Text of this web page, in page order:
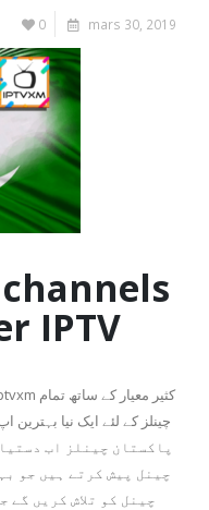
0 mars 30, 2019
IPTV
چینل پیش کرتے ہیں جو
چینل کو تلاش کریں